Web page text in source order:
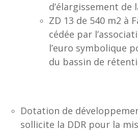
d’élargissement de
ZD 13 de 540 m2 à
cédée par
l’euro symbolique
du bassin de
Dotation de
sollicite la DDR pour la